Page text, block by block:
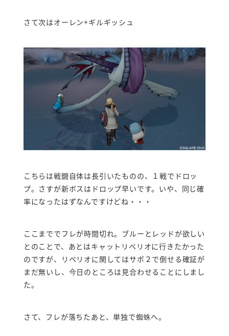
さて次はオーレン+ギルギッシュ
こちらは戦闘自体は長引いたものの、１戦でドロッ
プ。さすが新ボスはドロップ早いです。いや、同じ確
率になったはずなんですけどね・・・
ここまででフレが時間切れ。ブルーとレッドが欲しい
とのことで、あとはキャットリベリオに行きたかった
のですが、リベリオに関してはサポ２で倒せる確証が
まだ無いし、今日のところは見合わせることにしまし
た。
さて、フレが落ちたあと、単独で蜘蛛へ。